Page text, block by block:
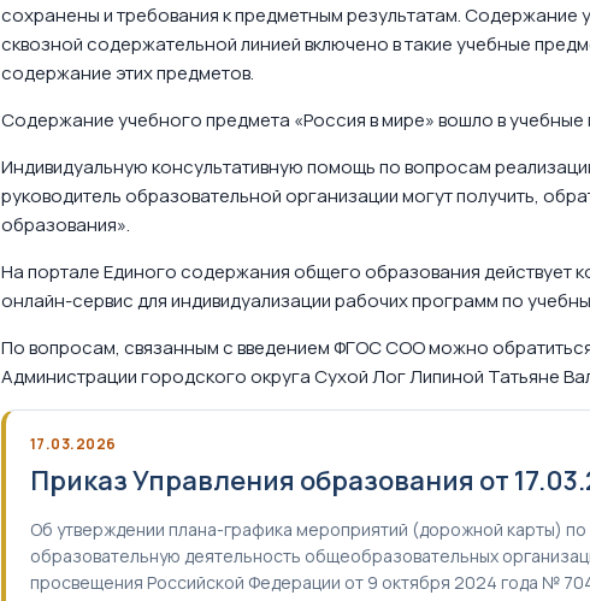
сохранены и требования к предметным результатам. Содержание
сквозной содержательной линией включено в такие учебные
содержание этих предметов.
Содержание учебного предмета «Россия в мире» вошло в
Индивидуальную консультативную помощь по вопросам
руководитель образовательной организации могут получить,
образования».
На портале Единого содержания общего образования действует
онлайн-сервис для индивидуализации рабочих программ по
По вопросам, связанным с введением ФГОС СОО можно
Администрации городского округа Сухой Лог Липиной Татьяне
17.03.2026
Приказ Управления образования от
Об утверждении плана-графика мероприятий (дорожной карты)
образовательную деятельность общеобразовательных
просвещения Российской Федерации от 9 октября 2024 года №